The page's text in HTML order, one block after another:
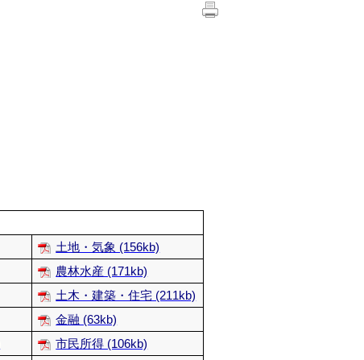
土地・気象 (156kb)
農林水産 (171kb)
土木・建築・住宅 (211kb)
金融 (63kb)
市民所得 (106kb)